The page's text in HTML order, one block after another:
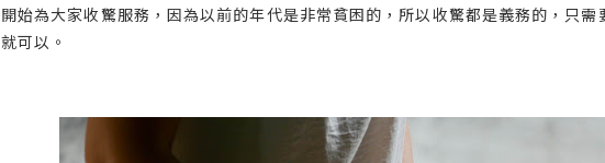
開始為大家收驚服務，因為以前的年代是非常貧困的，所以收驚都是義務的，只
就可以。